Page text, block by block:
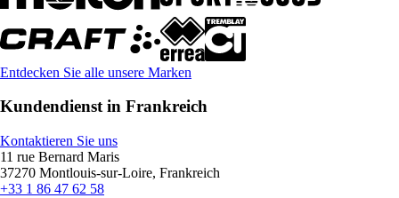
Entdecken Sie alle unsere Marken
Kundendienst in Frankreich
Kontaktieren Sie uns
11 rue Bernard Maris
37270 Montlouis-sur-Loire, Frankreich
+33 1 86 47 62 58